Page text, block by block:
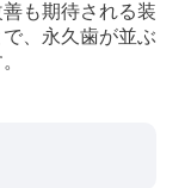
も期待される装
、永久歯が並ぶ